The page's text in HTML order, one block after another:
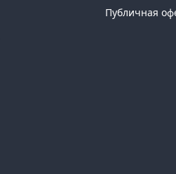
Публичная